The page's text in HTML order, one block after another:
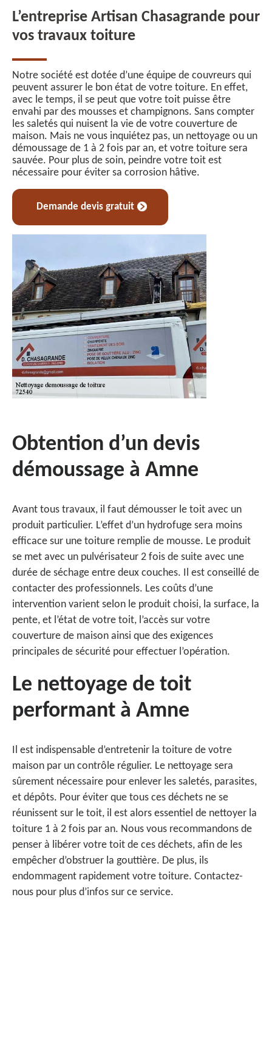
L’entreprise Artisan Chasagrande pour
vos travaux toiture
Notre société est dotée d’une équipe de couvreurs qui
peuvent assurer le bon état de votre toiture. En effet,
avec le temps, il se peut que votre toit puisse être
envahi par des mousses et champignons. Sans compter
les saletés qui nuisent la vie de votre couverture de
maison. Mais ne vous inquiétez pas, un nettoyage ou un
démoussage de 1 à 2 fois par an, et votre toiture sera
sauvée. Pour plus de soin, peindre votre toit est
nécessaire pour éviter sa corrosion hâtive.
Demande devis gratuit
Obtention d’un devis
démoussage à Amne
Avant tous travaux, il faut démousser le toit avec un
produit particulier. L’effet d’un hydrofuge sera moins
efficace sur une toiture remplie de mousse. Le produit
se met avec un pulvérisateur 2 fois de suite avec une
durée de séchage entre deux couches. Il est conseillé de
contacter des professionnels. Les coûts d’une
intervention varient selon le produit choisi, la surface, la
pente, et l’état de votre toit, l’accès sur votre
couverture de maison ainsi que des exigences
principales de sécurité pour effectuer l’opération.
Le nettoyage de toit
performant à Amne
Il est indispensable d’entretenir la toiture de votre
maison par un contrôle régulier. Le nettoyage sera
sûrement nécessaire pour enlever les saletés, parasites,
et dépôts. Pour éviter que tous ces déchets ne se
réunissent sur le toit, il est alors essentiel de nettoyer la
toiture 1 à 2 fois par an. Nous vous recommandons de
penser à libérer votre toit de ces déchets, afin de les
empêcher d’obstruer la gouttière. De plus, ils
endommagent rapidement votre toiture. Contactez-
nous pour plus d’infos sur ce service.